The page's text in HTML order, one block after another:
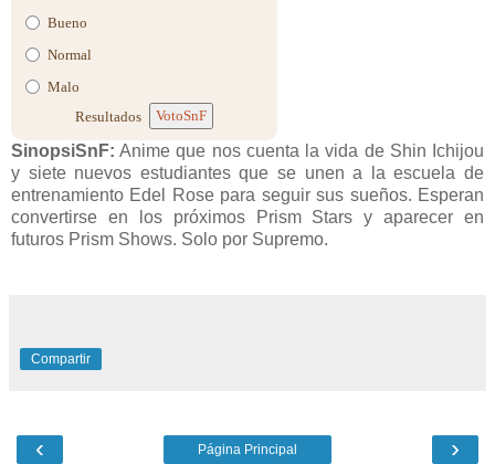
Bueno
Normal
Malo
Resultados
VotoSnF
SinopsiSnF: Anime que nos cuenta la vida de Shin Ichijou
y siete nuevos estudiantes que se unen a la escuela de
entrenamiento Edel Rose para seguir sus sueños. Esperan
convertirse en los próximos Prism Stars y aparecer en
futuros Prism Shows. Solo por Supremo.
Compartir
‹ ›
Página Principal